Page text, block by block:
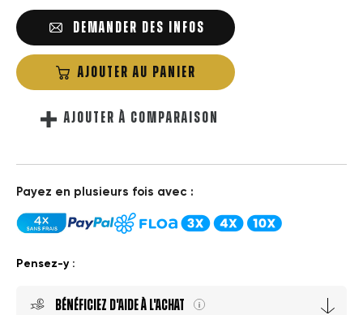
DEMANDER DES INFOS
AJOUTER AU PANIER
AJOUTER À COMPARAISON
Payez en plusieurs fois avec :
Pensez-y :
Bénéficiez D'aide À L'achat